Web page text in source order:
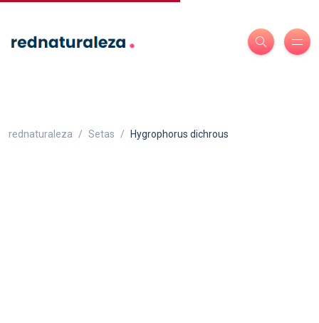
rednaturaleza Setas Hygrophorus dichrous